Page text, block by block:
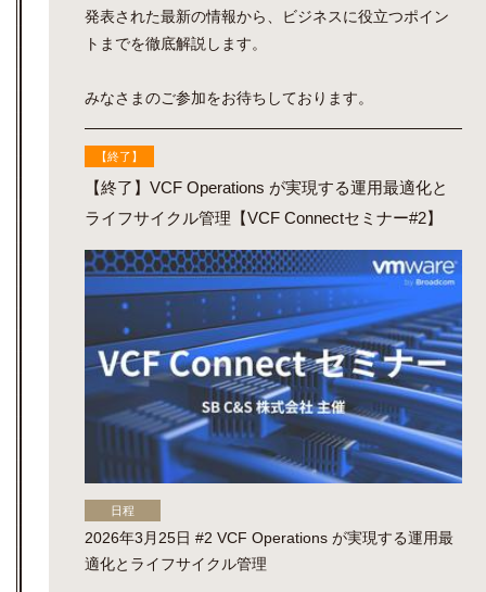
発表された最新の情報から、ビジネスに役立つポイン
トまでを徹底解説します。
みなさまのご参加をお待ちしております。
【終了】
【終了】VCF Operations が実現する運用最適化と
ライフサイクル管理【VCF Connectセミナー#2】
日程
2026年3月25日 #2 VCF Operations が実現する運用最
適化とライフサイクル管理